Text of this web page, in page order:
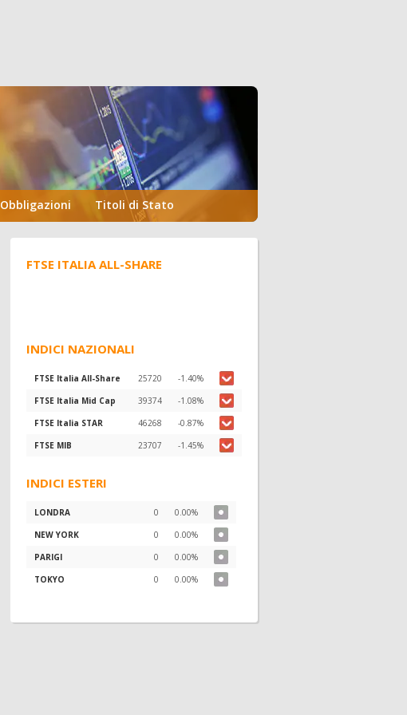
Obbligazioni Titoli di Stato
FTSE ITALIA ALL-SHARE
INDICI NAZIONALI
FTSE Italia All-Share 25720
-1.40%
FTSE Italia Mid Cap
39374
-1.08%
FTSE Italia STAR
46268
-0.87%
FTSE MIB
23707 -1.45%
INDICI ESTERI
LONDRA 0
0.00%
NEW YORK
0
0.00%
PARIGI
0
0.00%
TOKYO
0 0.00%